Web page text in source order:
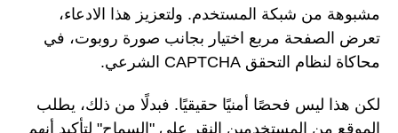
مشبوهة من شبكة المستخدم. ولتعزيز هذا الادعاء،
تعرض الصفحة مربع اختيار بجانب صورة روبوت، في
محاكاة لنظام التحقق CAPTCHA الشرعي.
لكن هذا ليس فحصًا أمنيًا حقيقيًا. فبدلًا من ذلك، يطلب
الموقع من المستخدمين النقر على "السماح" لتأكيد أنهم